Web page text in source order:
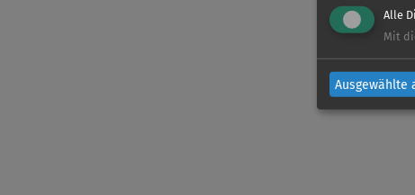
Alle
Mit
Ausgewählte